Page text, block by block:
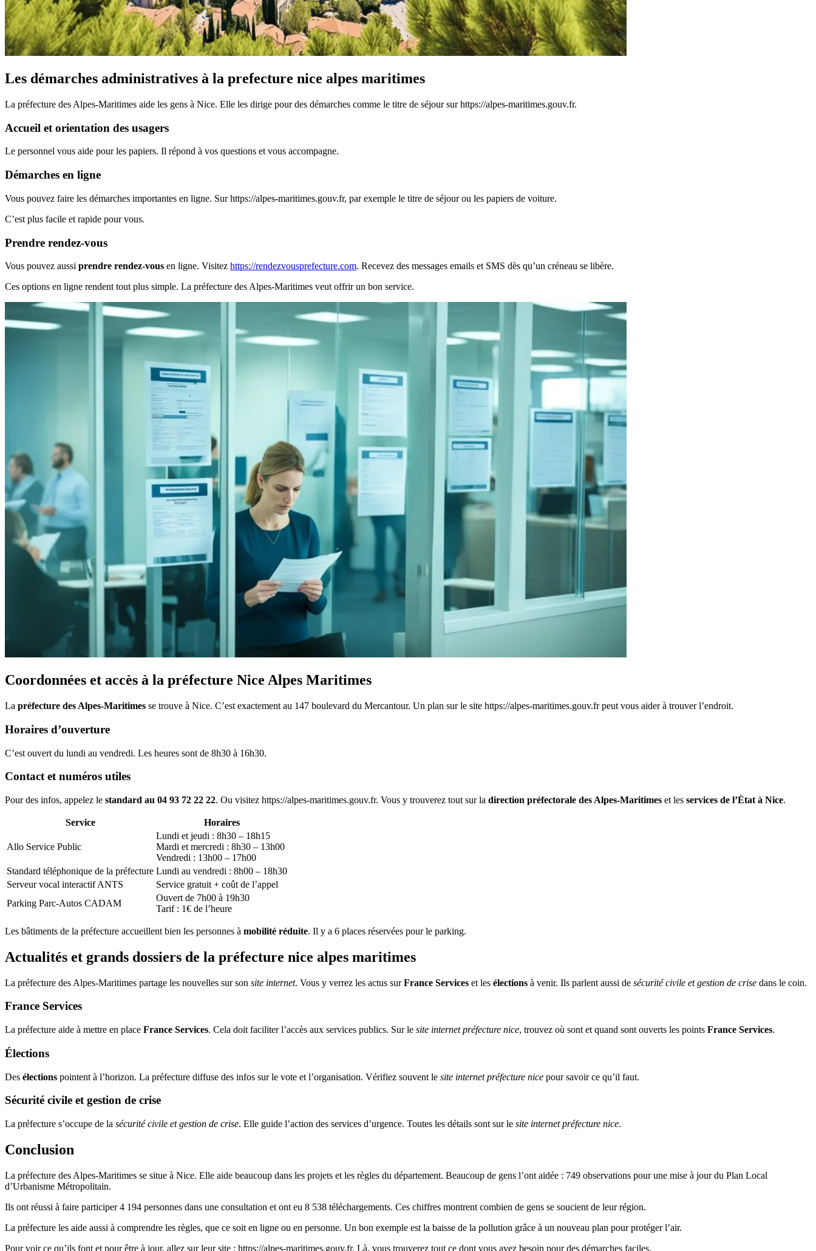
Les démarches administratives à la prefecture nice alpes maritimes
La préfecture des Alpes-Maritimes aide les gens à Nice. Elle les dirige pour des démarches comme le titre de séjour sur https://alpes-maritimes.gouv.fr.
Accueil et orientation des usagers
Le personnel vous aide pour les papiers. Il répond à vos questions et vous accompagne.
Démarches en ligne
Vous pouvez faire les démarches importantes en ligne. Sur https://alpes-maritimes.gouv.fr, par exemple le titre de séjour ou les papiers de voiture.
C’est plus facile et rapide pour vous.
Prendre rendez-vous
Vous pouvez aussi prendre rendez-vous en ligne. Visitez https://rendezvousprefecture.com. Recevez des messages emails et SMS dès qu’un créneau se libère.
Ces options en ligne rendent tout plus simple. La préfecture des Alpes-Maritimes veut offrir un bon service.
Coordonnées et accès à la préfecture Nice Alpes Maritimes
La préfecture des Alpes-Maritimes se trouve à Nice. C’est exactement au 147 boulevard du Mercantour. Un plan sur le site https://alpes-maritimes.gouv.fr peut vous aider à trouver l’endroit.
Horaires d’ouverture
C’est ouvert du lundi au vendredi. Les heures sont de 8h30 à 16h30.
Contact et numéros utiles
Pour des infos, appelez le standard au 04 93 72 22 22. Ou visitez https://alpes-maritimes.gouv.fr. Vous y trouverez tout sur la direction préfectorale des Alpes-Maritimes et les services de l’État à Nice.
Service Horaires
Allo Service Public
Lundi et jeudi : 8h30 – 18h15
Mardi et mercredi : 8h30 – 13h00
Vendredi : 13h00 – 17h00
Standard téléphonique de la préfecture Lundi au vendredi : 8h00 – 18h30
Serveur vocal interactif ANTS
Service gratuit + coût de l’appel
Parking Parc-Autos CADAM
Ouvert de 7h00 à 19h30
Tarif : 1€ de l’heure
Les bâtiments de la préfecture accueillent bien les personnes à mobilité réduite. Il y a 6 places réservées pour le parking.
Actualités et grands dossiers de la préfecture nice alpes maritimes
La préfecture des Alpes-Maritimes partage les nouvelles sur son site internet. Vous y verrez les actus surFrance Services et les élections à venir. Ils parlent aussi de sécurité civile et gestion de crise dans le coin.
France Services
La préfecture aide à mettre en place France Services. Cela doit faciliter l’accès aux services publics. Sur le site internet préfecture nice, trouvez où sont et quand sont ouverts les points France Services.
Élections
Des élections pointent à l’horizon. La préfecture diffuse des infos sur le vote et l’organisation. Vérifiez souvent le site internet préfecture nice pour savoir ce qu’il faut.
Sécurité civile et gestion de crise
La préfecture s’occupe de la sécurité civile et gestion de crise. Elle guide l’action des services d’urgence. Toutes les détails sont sur le site internet préfecture nice.
Conclusion
La préfecture des Alpes-Maritimes se situe à Nice. Elle aide beaucoup dans les projets et les règles du département. Beaucoup de gens l’ont aidée : 749 observations pour une mise à jour du Plan Local
d’Urbanisme Métropolitain.
Ils ont réussi à faire participer 4 194 personnes dans une consultation et ont eu 8 538 téléchargements. Ces chiffres montrent combien de gens se soucient de leur région.
La préfecture les aide aussi à comprendre les règles, que ce soit en ligne ou en personne. Un bon exemple est la baisse de la pollution grâce à un nouveau plan pour protéger l’air.
Pour voir ce qu’ils font et pour être à jour, allez sur leur site : https://alpes-maritimes.gouv.fr. Là, vous trouverez tout ce dont vous avez besoin pour des démarches faciles.